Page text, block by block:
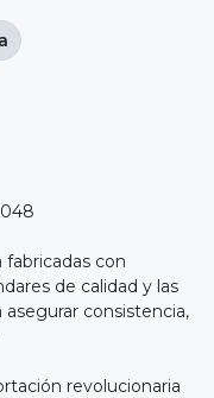
fabricadas con
de calidad y las
consistencia,
revolucionaria